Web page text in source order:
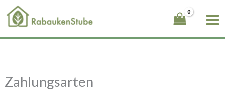
Inhalt
springen
Zahlungsarten